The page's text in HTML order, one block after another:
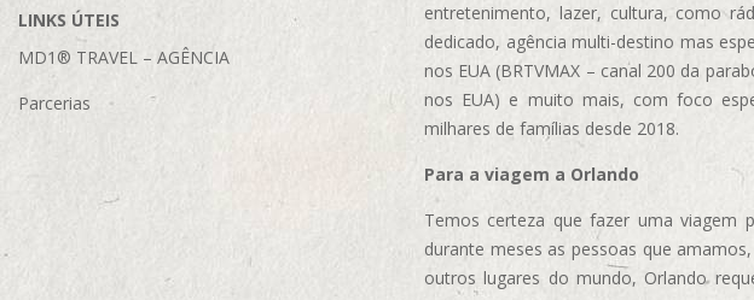
LINKS ÚTEIS
MD1® TRAVEL – AGÊNCIA
Parcerias
entretenimento, lazer, cultura, como
dedicado, agência multi-destino mas
nos EUA (BRTVMAX – canal 200 da
nos EUA) e muito mais, com foco
milhares de famílias desde 2018.
Para a viagem a Orlando
Temos certeza que fazer uma viagem
durante meses as pessoas que
outros lugares do mundo, Orlando